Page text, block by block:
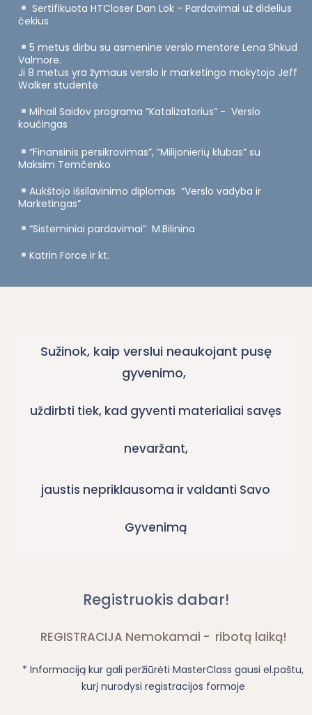
Sertifikuota HTCloser Dan Lok - Pardavimai už didelius
čekius
5 metus dirbu su asmenine verslo mentore Lena Shkud
Valmore.
Ji 8 metus yra žymaus verslo ir marketingo mokytojo Jeff
Walker studentė
Mihail Saidov programa “Katalizatorius” - Verslo
koučingas
“Finansinis persikrovimas”, “Milijonierių klubas” su
Maksim Temčenko
Aukštojo išsilavinimo diplomas “Verslo vadyba ir
Marketingas”
“Sisteminiai pardavimai” M.Bilinina
Katrin Force ir kt.
Sužinok, kaip verslui neaukojant pusę
gyvenimo,
uždirbti tiek, kad gyventi materialiai savęs
nevaržant,
jaustis nepriklausoma ir valdanti Savo
Gyvenimą
Registruokis dabar!
REGISTRACIJA Nemokamai - ribotą laiką!
* Informaciją kur gali peržiūrėti MasterClass gausi el.paštu,
kurį nurodysi registracijos formoje